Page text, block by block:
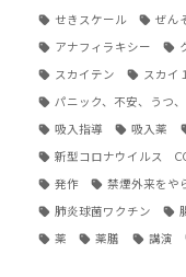
せきスケール ぜん
アナフィラキシー
スカイテン スカイ
パニック、不安、うつ
吸入指導 吸入薬
新型コロナウイルス
発作 禁煙外来をや
肺炎球菌ワクチン
薬 薬膳 講演